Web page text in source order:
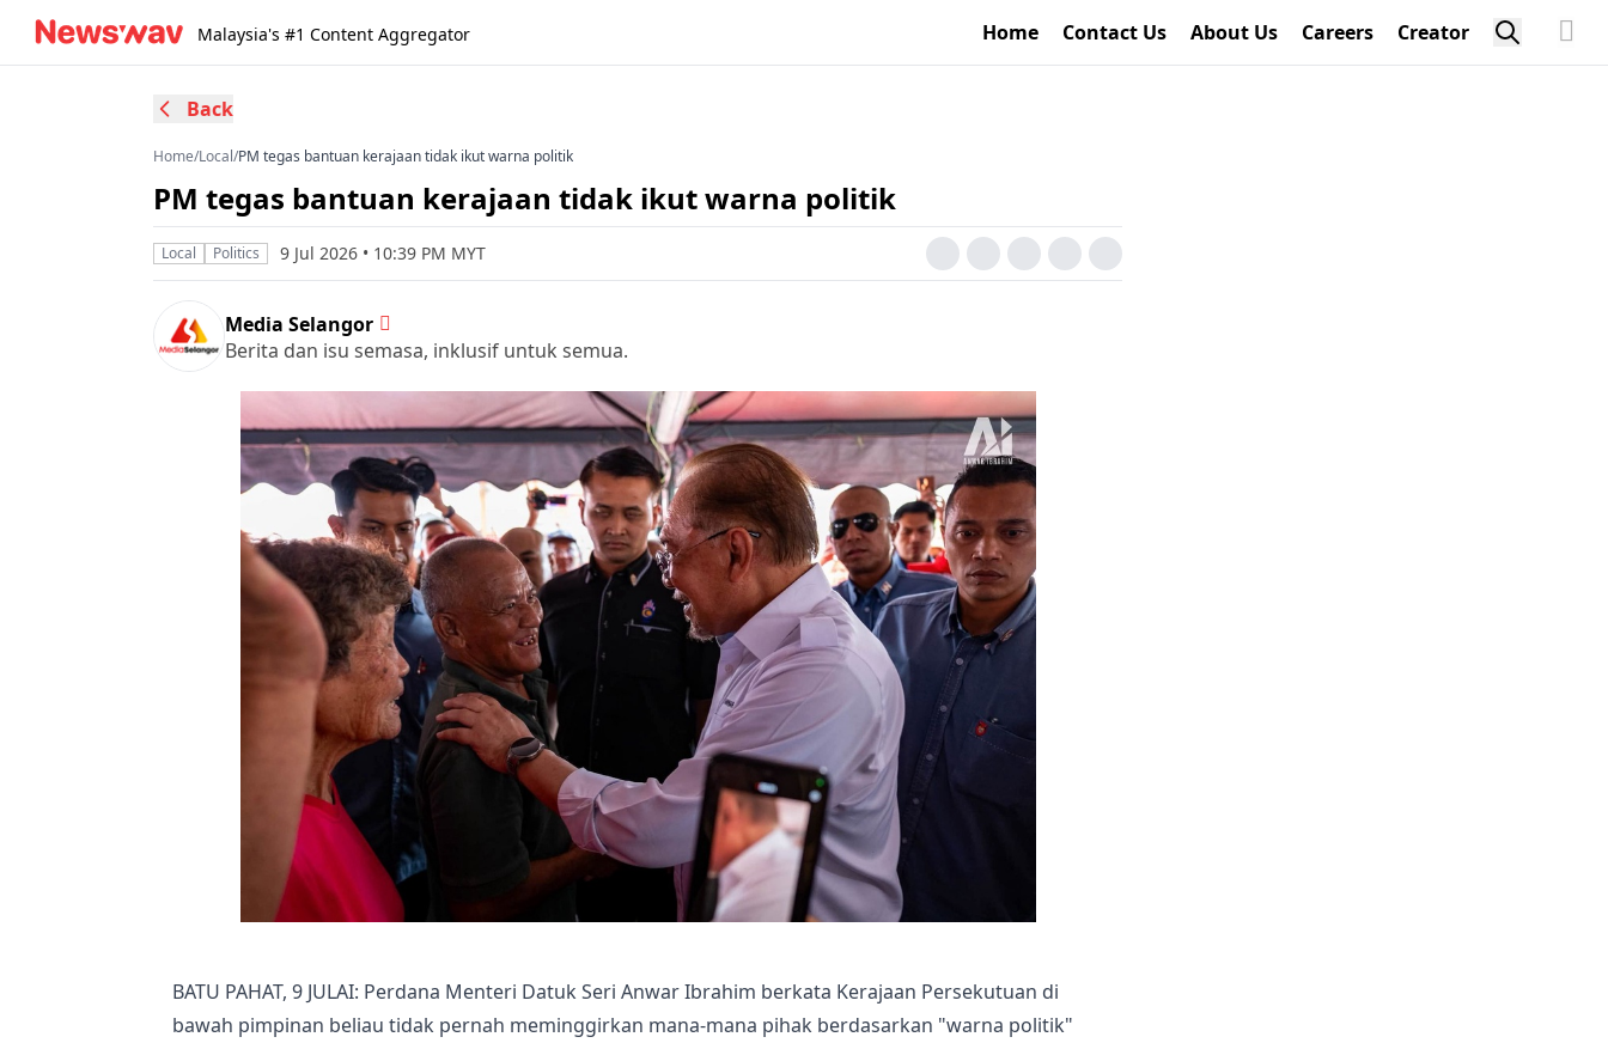
Malaysia's #1 Content Aggregator Home Contact Us About Us Careers Creator
Back
Home/Local/PM tegas bantuan kerajaan tidak ikut warna politik
PM tegas bantuan kerajaan tidak ikut warna politik
Local Politics 9 Jul 2026 • 10:39 PM MYT
Media Selangor
Berita dan isu semasa, inklusif untuk semua.
BATU PAHAT, 9 JULAI: Perdana Menteri Datuk Seri Anwar Ibrahim berkata Kerajaan Persekutuan di
bawah pimpinan beliau tidak pernah meminggirkan mana-mana pihak berdasarkan "warna politik"